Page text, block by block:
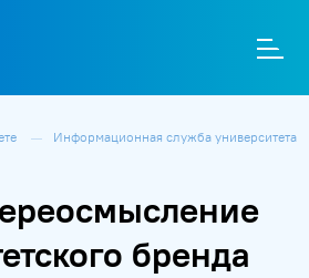
Информационная служба университета
бренда